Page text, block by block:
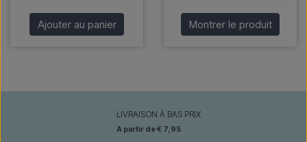
Ajouter au panier Montrer le produit
LIVRAISON À BAS PRIX
A partir de € 7,95